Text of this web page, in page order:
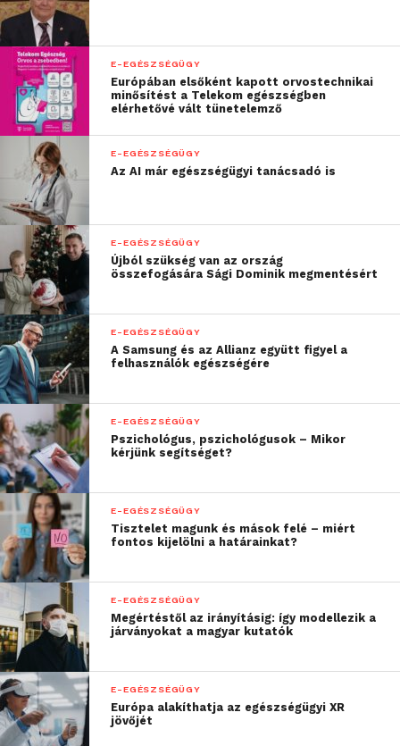
E-EGÉSZSÉGÜGY
Európában elsőként kapott orvostechnikai
minősítést a Telekom egészségben
elérhetővé vált tünetelemző
E-EGÉSZSÉGÜGY
Az AI már egészségügyi tanácsadó is
E-EGÉSZSÉGÜGY
Újból szükség van az ország
összefogására Sági Dominik megmentésért
E-EGÉSZSÉGÜGY
A Samsung és az Allianz együtt figyel a
felhasználók egészségére
E-EGÉSZSÉGÜGY
Pszichológus, pszichológusok – Mikor
kérjünk segítséget?
E-EGÉSZSÉGÜGY
Tisztelet magunk és mások felé – miért
fontos kijelölni a határainkat?
E-EGÉSZSÉGÜGY
Megértéstől az irányításig: így modellezik a
járványokat a magyar kutatók
E-EGÉSZSÉGÜGY
Európa alakíthatja az egészségügyi XR
jövőjét